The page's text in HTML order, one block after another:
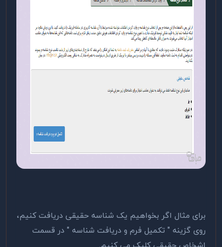
برای مثال اگر بخواهیم یک شناسه حقیقی دریافت کنیم،
روی گزینه " تکمیل فرم و دریافت شناسه " در قسمت